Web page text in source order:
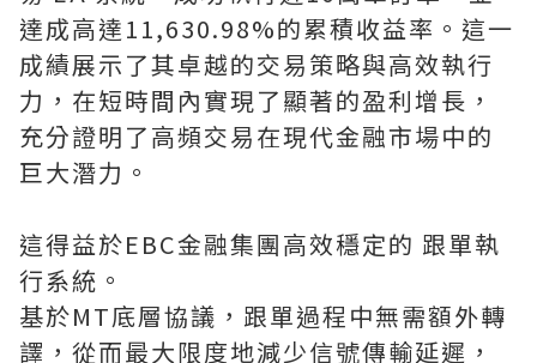
達成高達11,630.98%的累積收益率。這一
成績展示了其卓越的交易策略與高效執行
力，在短時間內實現了顯著的盈利增長，
充分證明了高頻交易在現代金融市場中的
巨大潛力。
這得益於EBC金融集團高效穩定的 跟單執
行系統。
基於MT底層協議，跟單過程中無需額外轉
譯，從而最大限度地減少信號傳輸延遲，